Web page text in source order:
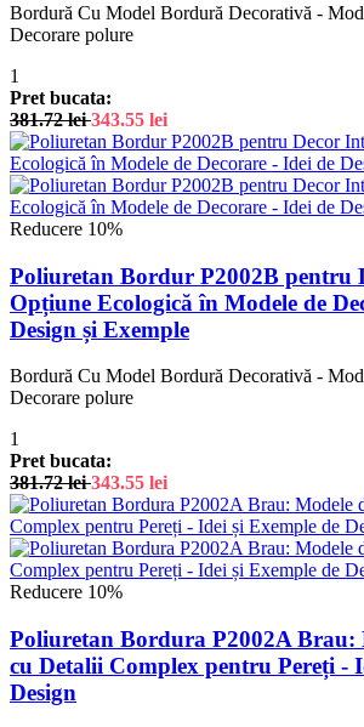
Bordură Cu Model Bordură Decorativă -
Decorare polure
1
Pret bucata:
381.72lei 343.55 lei
Reducere 10%
Poliuretan Bordur P2002B pentru
Opțiune Ecologică în Modele de
Design și Exemple
Bordură Cu Model Bordură Decorativă -
Decorare polure
1
Pret bucata:
381.72lei 343.55 lei
Reducere 10%
Poliuretan Bordura P2002A Brau:
cu Detalii Complex pentru Pereți -
Design